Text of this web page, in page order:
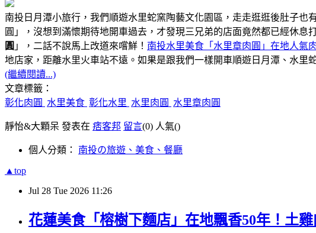
南投日月潭小旅行，我們順遊水里蛇窯陶藝文化園區，走走逛逛後肚子
圓」，沒想到滿懷期待地開車過去，才發現三兄弟的店面竟然都已經休
圓 」，二話不說馬上改道來嚐鮮！ 南投水里美食「水里章肉圓」在地人氣
地店家， 距離水里火車站不遠 。如果是跟我們一樣開車順遊日月潭、水里
(繼續閱讀...)
文章標籤：
彰化肉圓
水里美食 彰化水里 水里肉圓 水里章肉圓
靜怡&大顆呆 發表在 痞客邦 留言(0) 人氣()
個人分類： 南投の旅遊、美食、餐廳
▲top
Jul 28 Tue 2026 11:26
花蓮美食「榕樹下麵店」在地飄香50年！土